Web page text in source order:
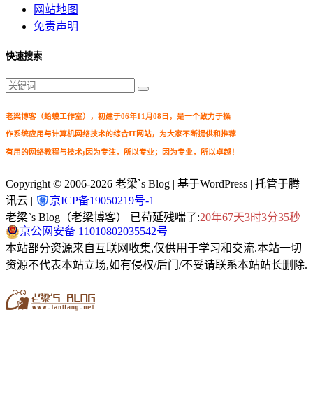
网站地图
免责声明
快速搜索
老梁博客（蛤蟆工作室），初建于06年11月08日，是一个致力于操
作系统应用与计算机网络技术的综合IT网站，为大家不断提供和推荐
有用的网络教程与技术;因为专注，所以专业；因为专业，所以卓越！
Copyright © 2006-2026 老梁`s Blog | 基于WordPress | 托管于腾
讯云 |
京ICP备19050219号-1
老梁`s Blog（老梁博客） 已苟延残喘了:20年67天3时3分36秒
京公网安备 11010802035542号
本站部分资源来自互联网收集,仅供用于学习和交流.本站一切
资源不代表本站立场,如有侵权/后门/不妥请联系本站站长删除.